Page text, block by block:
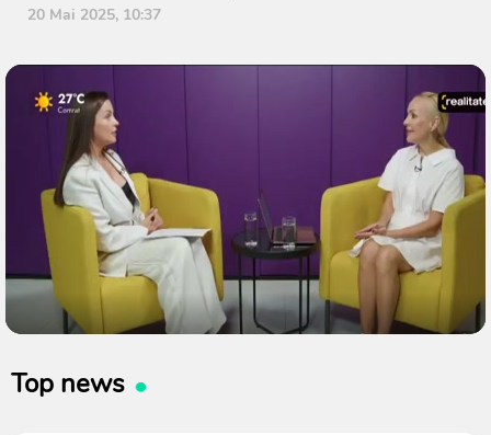
20 Mai 2025, 10:37
Top news